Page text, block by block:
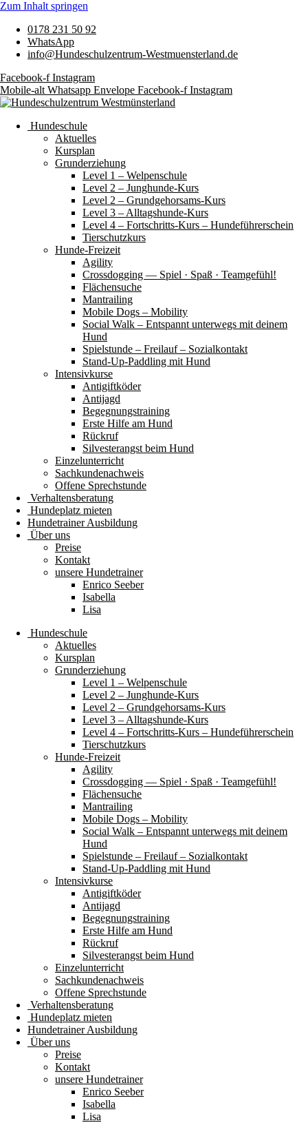
Zum Inhalt springen
0178 231 50 92
WhatsApp
info@Hundeschulzentrum-Westmuensterland.de
Facebook-f Instagram
Mobile-alt Whatsapp Envelope Facebook-f Instagram
Hundeschule
Aktuelles
Kursplan
Grunderziehung
Level 1 – Welpenschule
Level 2 – Junghunde-Kurs
Level 2 – Grundgehorsams-Kurs
Level 3 – Alltagshunde-Kurs
Level 4 – Fortschritts-Kurs – Hundeführerschein
Tierschutzkurs
Hunde-Freizeit
Agility
Crossdogging — Spiel · Spaß · Teamgefühl!
Flächensuche
Mantrailing
Mobile Dogs – Mobility
Social Walk – Entspannt unterwegs mit deinem
Hund
Spielstunde – Freilauf – Sozialkontakt
Stand-Up-Paddling mit Hund
Intensivkurse
Antigiftköder
Antijagd
Begegnungstraining
Erste Hilfe am Hund
Rückruf
Silvesterangst beim Hund
Einzelunterricht
Sachkundenachweis
Offene Sprechstunde
Verhaltensberatung
Hundeplatz mieten
Hundetrainer Ausbildung
Über uns
Preise
Kontakt
unsere Hundetrainer
Enrico Seeber
Isabella
Lisa
Hundeschule
Aktuelles
Kursplan
Grunderziehung
Level 1 – Welpenschule
Level 2 – Junghunde-Kurs
Level 2 – Grundgehorsams-Kurs
Level 3 – Alltagshunde-Kurs
Level 4 – Fortschritts-Kurs – Hundeführerschein
Tierschutzkurs
Hunde-Freizeit
Agility
Crossdogging — Spiel · Spaß · Teamgefühl!
Flächensuche
Mantrailing
Mobile Dogs – Mobility
Social Walk – Entspannt unterwegs mit deinem
Hund
Spielstunde – Freilauf – Sozialkontakt
Stand-Up-Paddling mit Hund
Intensivkurse
Antigiftköder
Antijagd
Begegnungstraining
Erste Hilfe am Hund
Rückruf
Silvesterangst beim Hund
Einzelunterricht
Sachkundenachweis
Offene Sprechstunde
Verhaltensberatung
Hundeplatz mieten
Hundetrainer Ausbildung
Über uns
Preise
Kontakt
unsere Hundetrainer
Enrico Seeber
Isabella
Lisa